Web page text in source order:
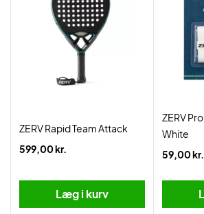
ZERV Rapid Team Attack
599,00 kr.
Læg i kurv
ZERV
White
59,00 kr.